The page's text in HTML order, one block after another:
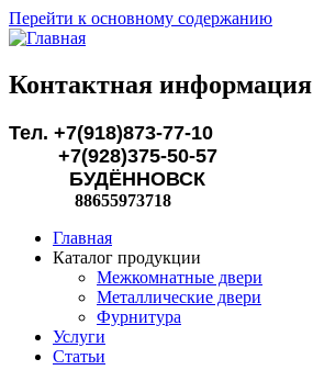
Перейти к основному содержанию
Контактная информация
Тел. +7(918)873-77-10
+7(928)375-50-57
БУДЁННОВСК
88655973718
Главная
Каталог продукции
Межкомнатные двери
Металлические двери
Фурнитура
Услуги
Статьи